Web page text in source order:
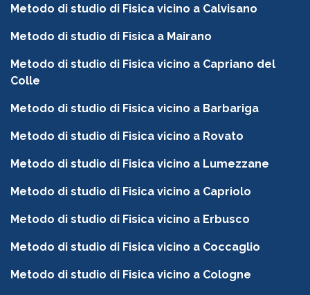
Metodo di studio di Fisica vicino a Calvisano
Metodo di studio di Fisica a Mairano
Metodo di studio di Fisica vicino a Capriano del
Colle
Metodo di studio di Fisica vicino a Barbariga
Metodo di studio di Fisica vicino a Rovato
Metodo di studio di Fisica vicino a Lumezzane
Metodo di studio di Fisica vicino a Capriolo
Metodo di studio di Fisica vicino a Erbusco
Metodo di studio di Fisica vicino a Coccaglio
Metodo di studio di Fisica vicino a Cologne